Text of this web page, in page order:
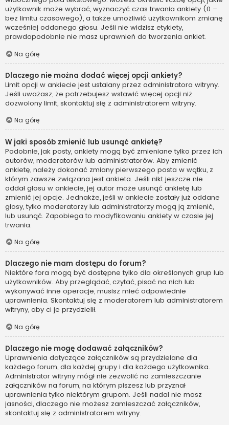
użytkownik może wybrać, wyznaczyć czas trwania ankiety (0 –
bez limitu czasowego), a także umożliwić użytkownikom zmianę
wcześniej oddanego głosu. Jeśli nie widzisz etykiety,
prawdopodobnie nie masz uprawnień do tworzenia ankiet.
Na górę
Dlaczego nie można dodać więcej opcji ankiety?
Limit opcji w ankiecie jest ustalany przez administratora witryny.
Jeśli uważasz, że potrzebujesz wstawić więcej opcji niż
dozwolony limit, skontaktuj się z administratorem witryny.
Na górę
W jaki sposób zmienić lub usunąć ankietę?
Podobnie, jak posty, ankiety mogą być zmieniane tylko przez ich
autorów, moderatorów lub administratorów. Aby zmienić
ankietę, należy dokonać zmiany pierwszego posta w wątku, z
którym zawsze związana jest ankieta. Jeśli nikt jeszcze nie
oddał głosu w ankiecie, jej autor może usunąć ankietę lub
zmienić jej opcje. Jednakże, jeśli w ankiecie zostały już oddane
głosy, tylko moderatorzy lub administratorzy mogą ją zmienić,
lub usunąć. Zapobiega to modyfikowaniu ankiety w czasie jej
trwania.
Na górę
Dlaczego nie mam dostępu do forum?
Niektóre fora mogą być dostępne tylko dla określonych grup lub
użytkowników. Aby przeglądać, czytać, pisać na nich lub
wykonywać inne operacje, musisz mieć odpowiednie
uprawnienia. Skontaktuj się z moderatorem lub administratorem
witryny, aby ci je przydzielił.
Na górę
Dlaczego nie mogę dodawać załączników?
Uprawnienia dotyczące załączników są przydzielane dla
każdego forum, dla każdej grupy i dla każdego użytkownika.
Administrator witryny mógł nie zezwolić na zamieszczanie
załączników na forum, na którym piszesz lub przyznał
uprawnienia tylko niektórym grupom. Jeśli nadal nie masz
jasności, dlaczego nie możesz zamieszczać załączników,
skontaktuj się z administratorem witryny.